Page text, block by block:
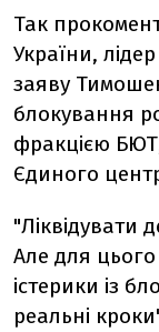
Так
України,
заяву
блокування
фракцією
Єдиного
"Ліквідувати
Але для
істерики із
реальні